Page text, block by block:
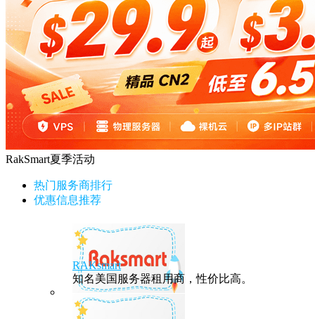
RakSmart夏季活动
热门服务商排行
优惠信息推荐
RAKsmart
知名美国服务器租用商，性价比高。